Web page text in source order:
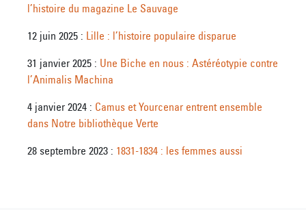
l’histoire du magazine Le Sauvage
12 juin 2025 : Lille : l’histoire populaire disparue
31 janvier 2025 : Une Biche en nous : Astéréotypie contre
l’Animalis Machina
4 janvier 2024 : Camus et Yourcenar entrent ensemble
dans Notre bibliothèque Verte
28 septembre 2023 : 1831-1834 : les femmes aussi